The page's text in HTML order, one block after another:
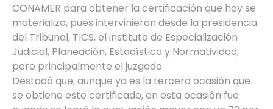
CONAMER para obtener la certificación que hoy se
materializa, pues intervinieron desde la presidencia
del Tribunal, TICS, el instituto de Especialización
Judicial, Planeación, Estadística y Normatividad,
pero principalmente el juzgado.
Destacó que, aunque ya es la tercera ocasión que
se obtiene este certificado, en esta ocasión fue